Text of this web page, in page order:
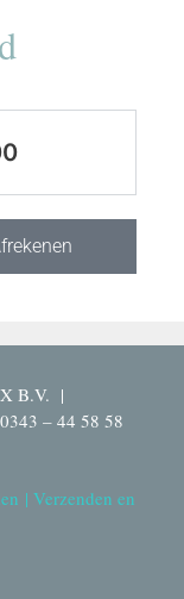
B.V. |
– 44 58 58
| Verzenden en